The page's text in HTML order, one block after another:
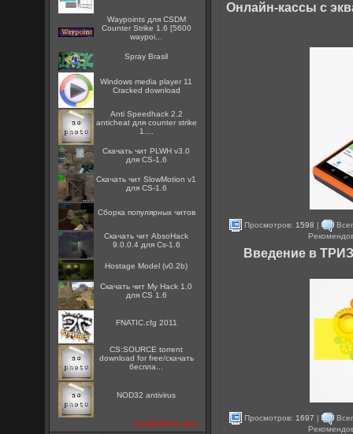
Waypoints для CSDM
Counter Strike 1.6 [5600
waypoi...
Spray Brasil
Windows media player 11
Cracked download
Anti Speedhack 2.2
anticheat для counter strike
1....
Скачать чит PLWH v3.0
для CS-1.6
Скачать чит SlowMotion v1
для CS-1.6
Сборка популярных читов
Скачать чит AbsoHack
9.0.0.4 для Cs-1.6
Hostage Model (v0.2b)
Скачать чит My Hack 1.0
для CS 1.6
FNATIC.cfg 2011
CS:SOURCE torrent
download for free/скачать
беспла...
NOD32 antivirus
посмотреть все
Онлайн-кассы с
Просмотров: 1598 |
Введение в
Просмотров: 1697 |